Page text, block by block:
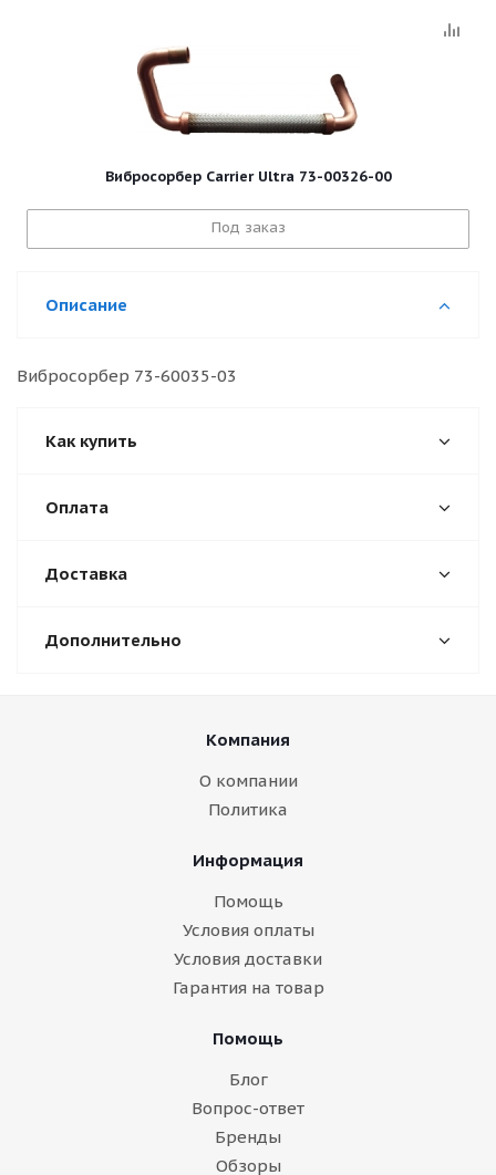
Вибросорбер Carrier Ultra 73-00326-00
Под заказ
Описание
Вибросорбер 73-60035-03
Как купить
Оплата
Доставка
Дополнительно
Компания
О компании
Политика
Информация
Помощь
Условия оплаты
Условия доставки
Гарантия на товар
Помощь
Блог
Вопрос-ответ
Бренды
Обзоры